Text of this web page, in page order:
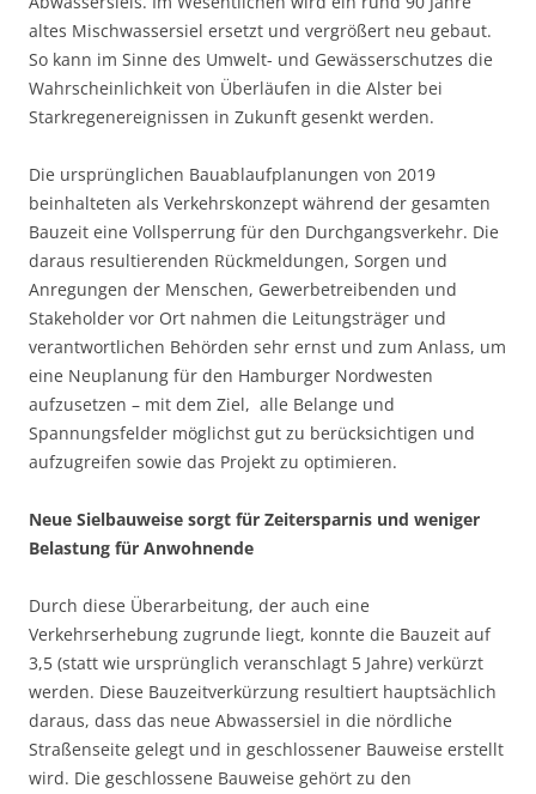
altes Mischwassersiel ersetzt und vergrößert neu gebaut.
So kann im Sinne des Umwelt- und Gewässerschutzes die
Wahrscheinlichkeit von Überläufen in die Alster bei
Starkregenereignissen in Zukunft gesenkt werden.
Die ursprünglichen Bauablaufplanungen von 2019
beinhalteten als Verkehrskonzept während der gesamten
Bauzeit eine Vollsperrung für den Durchgangsverkehr. Die
daraus resultierenden Rückmeldungen, Sorgen und
Anregungen der Menschen, Gewerbetreibenden und
Stakeholder vor Ort nahmen die Leitungsträger und
verantwortlichen Behörden sehr ernst und zum Anlass, um
eine Neuplanung für den Hamburger Nordwesten
aufzusetzen – mit dem Ziel, alle Belange und
Spannungsfelder möglichst gut zu berücksichtigen und
aufzugreifen sowie das Projekt zu optimieren.
Neue Sielbauweise sorgt für Zeitersparnis und weniger
Belastung für Anwohnende
Durch diese Überarbeitung, der auch eine
Verkehrserhebung zugrunde liegt, konnte die Bauzeit auf
3,5 (statt wie ursprünglich veranschlagt 5 Jahre) verkürzt
werden. Diese Bauzeitverkürzung resultiert hauptsächlich
daraus, dass das neue Abwassersiel in die nördliche
Straßenseite gelegt und in geschlossener Bauweise erstellt
wird. Die geschlossene Bauweise gehört zu den